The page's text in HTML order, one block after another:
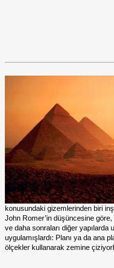
konusundaki gizemlerinden biri
John Romer’in düşüncesine göre,
ve daha sonraları diğer yapılarda
uygulamışlardı: Planı ya da ana
ölçekler kullanarak zemine